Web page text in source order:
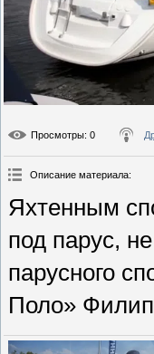
Просмотры: 0
Описание материала:
Яхтенным
под парус,
парусного
Поло»